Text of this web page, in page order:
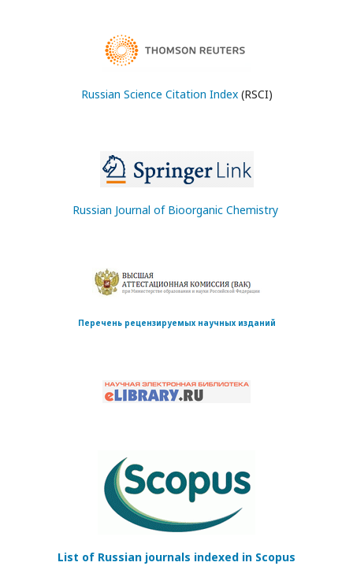
Russian Science Citation Index(RSCI)
Russian Journal of Bioorganic Chemistry
Перечень рецензируемых научных изданий
List of Russian journals indexed in Scopus